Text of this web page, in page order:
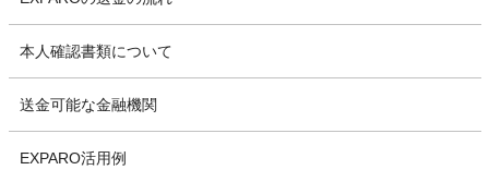
本人確認書類について
送金可能な金融機関
EXPARO活用例